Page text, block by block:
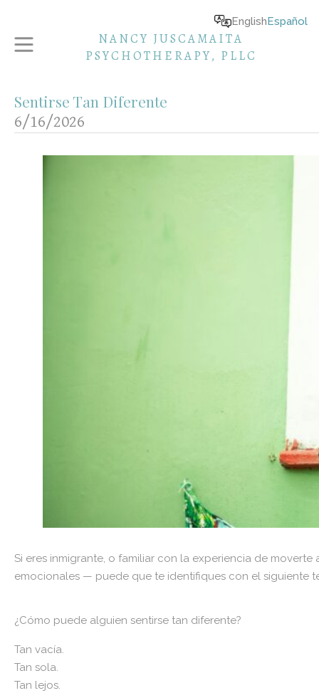
EnglishEspañol
NANCY JUSCAMAITA
PSYCHOTHERAPY, PLLC
Sentirse Tan Diferente
6/16/2026
Si eres inmigrante, o familiar con la experiencia de
emocionales — puede que te identifiques con el siguiente
¿Cómo puede alguien sentirse tan diferente?
Tan vacía.
Tan sola.
Tan lejos.